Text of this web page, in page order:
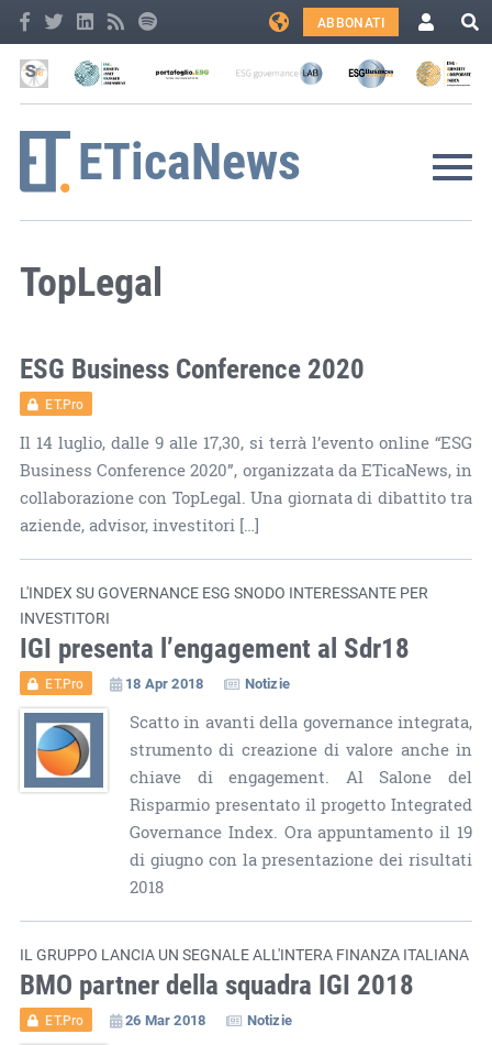
ABBONATI
TopLegal
ESG Business Conference 2020
ET.Pro
Il 14 luglio, dalle 9 alle 17,30, si terrà l’evento online “ESG
Business Conference 2020”, organizzata da ETicaNews, in
collaborazione con TopLegal. Una giornata di dibattito tra
aziende, advisor, investitori […]
L'INDEX SU GOVERNANCE ESG SNODO INTERESSANTE PER
INVESTITORI
IGI presenta l’engagement al Sdr18
ET.Pro 18 Apr 2018 Notizie
Scatto in avanti della governance integrata,
strumento di creazione di valore anche in
chiave di engagement. Al Salone del
Risparmio presentato il progetto Integrated
Governance Index. Ora appuntamento il 19
di giugno con la presentazione dei risultati
2018
IL GRUPPO LANCIA UN SEGNALE ALL'INTERA FINANZA ITALIANA
BMO partner della squadra IGI 2018
ET.Pro 26 Mar 2018 Notizie